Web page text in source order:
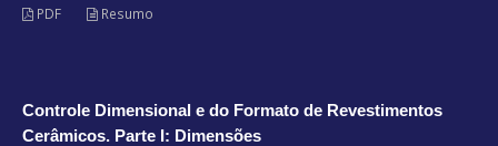
PDF Resumo
Controle Dimensional e do Formato de Revestimentos
Cerâmicos. Parte I: Dimensões